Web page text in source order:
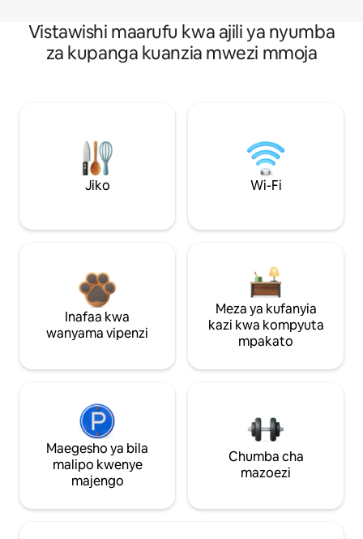
Vistawishi maarufu kwa ajili ya nyumba
za kupanga kuanzia mwezi mmoja
Jiko Wi-Fi
Inafaa kwa
wanyama vipenzi
Meza ya kufanyia
kazi kwa kompyuta
mpakato
Maegesho ya bila
malipo kwenye
majengo
Chumba cha
mazoezi